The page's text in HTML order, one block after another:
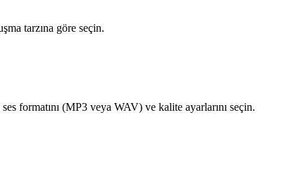
tarzına göre seçin.
formatını (MP3 veya WAV) ve kalite ayarlarını seçin.